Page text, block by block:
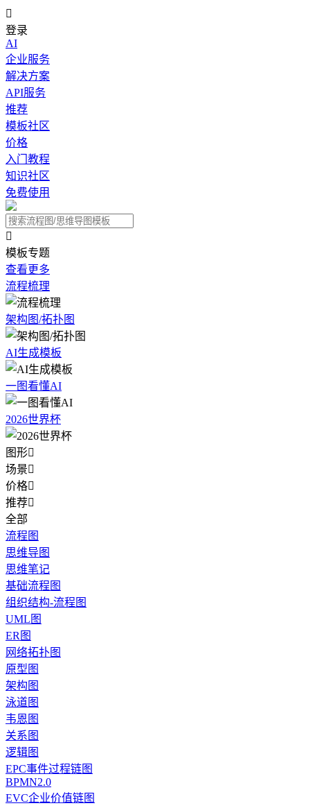

登录
AI
企业服务
解决方案
API服务
推荐
模板社区
价格
入门教程
知识社区
免费使用

模板专题
查看更多
流程梳理
架构图/拓扑图
AI生成模板
一图看懂AI
2026世界杯
图形
场景
价格
推荐
全部
流程图
思维导图
思维笔记
基础流程图
组织结构-流程图
UML图
ER图
网络拓扑图
原型图
架构图
泳道图
韦恩图
关系图
逻辑图
EPC事件过程链图
BPMN2.0
EVC企业价值链图